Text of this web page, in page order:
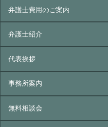
弁護士費用のご案内
弁護士紹介
代表挨拶
事務所案内
無料相談会